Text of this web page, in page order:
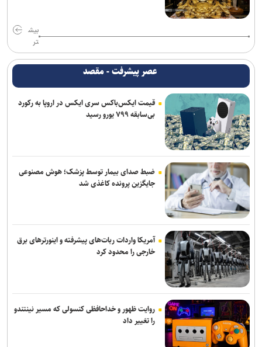
بیش
تر
عصر پیشرفت - مقصد
قیمت ایکس‌باکس سری ایکس در اروپا به رکورد
بی‌سابقه ۷۹۹ یورو رسید
ضبط صدای بیمار توسط پزشک؛ هوش مصنوعی
جایگزین پرونده کاغذی شد
آمریکا واردات ربات‌های پیشرفته و اینورترهای برق
خارجی را محدود کرد
روایت ظهور و خداحافظی کنسولی که مسیر نینتندو
را تغییر داد